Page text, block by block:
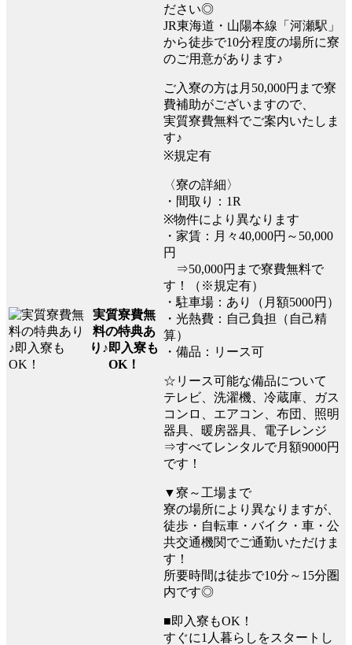
実質寮費無
料の特典あ
り♪即入寮も
OK！
ださい◎
JR東海道・山陽本線「河瀬駅」
から徒歩で10分程度の場所に寮
のご用意があります♪
ご入寮の方は月50,000円まで寮
費補助がございますので、
実質寮費無料でご案内いたしま
す♪
※規定有
〈寮の詳細〉
・間取り：1R
※物件により異なります
・家賃：月々40,000円～50,000
円
⇒50,000円まで寮費無料で
す！（※規定有）
・駐車場：あり（月額5000円）
・光熱費：自己負担（自己精
算）
・備品：リース可
☆リース可能な備品について
テレビ、洗濯機、冷蔵庫、ガス
コンロ、エアコン、布団、照明
器具、暖房器具、電子レンジ
⇒すべてレンタルで月額9000円
です！
▼寮～工場まで
寮の場所により異なりますが、
徒歩・自転車・バイク・車・公
共交通機関でご通勤いただけま
す！
所要時間は徒歩で10分～15分圏
内です◎
■即入寮もOK！
すぐに1人暮らしをスタートし